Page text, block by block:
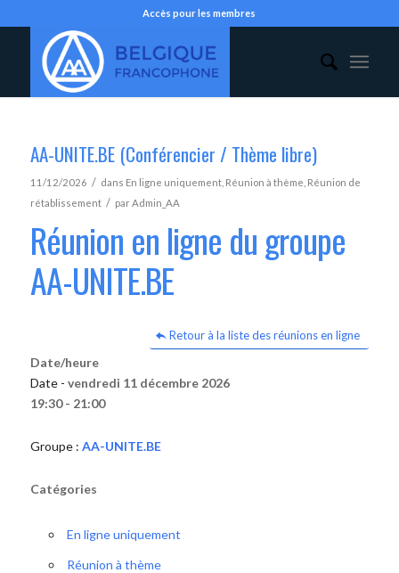
Accès pour les membres
AA-UNITE.BE (Conférencier / Thème libre)
11/12/2026 / dans En ligne uniquement, Réunion à thème Réunion de
rétablissement / parAdmin_AA
Réunion en ligne du groupe
AA-UNITE.BE
Retour à la liste des réunions en ligne
Date/heure
Date - vendredi 11 décembre 2026
19:30 - 21:00
Groupe : AA-UNITE.BE
Catégories
En ligne uniquement
Réunion à thème